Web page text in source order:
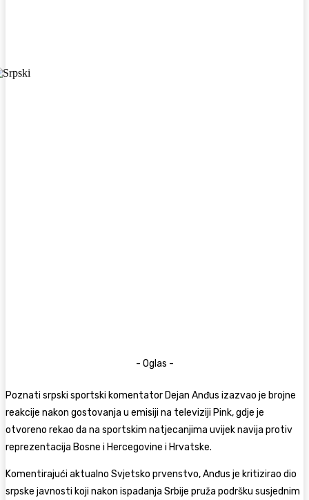
- Oglas -
Poznati srpski sportski komentator Dejan Anđus izazvao je brojne
reakcije nakon gostovanja u emisiji na televiziji Pink, gdje je
otvoreno rekao da na sportskim natjecanjima uvijek navija protiv
reprezentacija Bosne i Hercegovine i Hrvatske.
Komentirajući aktualno Svjetsko prvenstvo, Anđus je kritizirao dio
srpske javnosti koji nakon ispadanja Srbije pruža podršku susjednim